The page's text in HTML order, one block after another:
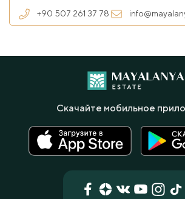
+90 507 261 37 78
Скачайте мобильное